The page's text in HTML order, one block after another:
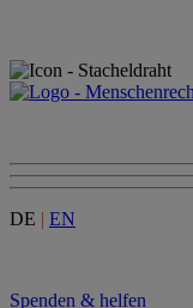
DE | EN
Spenden & helfen